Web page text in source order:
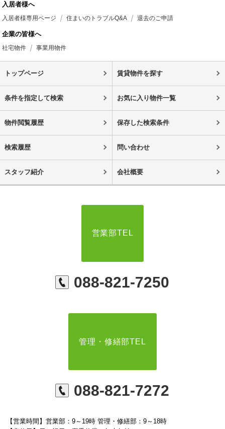
入居者様へ
入居者様専用ページ 住まいのトラブルQ&A 退去のご申請
企業の皆様へ
社宅物件 事業用物件
トップページ 賃貸物件を探す
条件を指定して検索 お気に入り物件一覧
物件閲覧履歴 保存した検索条件
検索履歴 問い合わせ
スタッフ紹介 会社概要
営業部TEL
088-821-7250
管理・修繕部TEL
088-821-7272
【営業時間】営業部：9～19時 管理・修繕部：9～18時